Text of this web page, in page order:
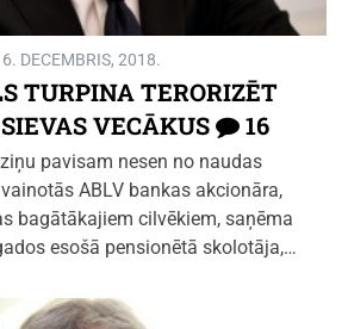
6. DECEMBRIS, 2018.
TURPINA TERORIZĒT
VECĀKUS
16
pavisam nesen no naudas
ABLV bankas akcionāra,
bagātākajiem cilvēkiem, saņēma
esošā pensionētā skolotāja,…